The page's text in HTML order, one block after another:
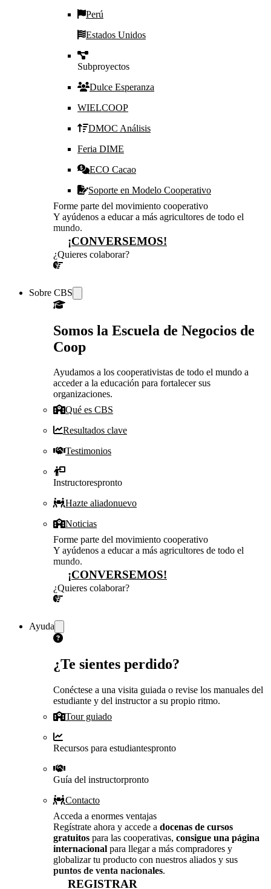
Perú
Estados Unidos
Subproyectos
Dulce Esperanza
WIELCOOP
DMOC Análisis
Feria DIME
ECO Cacao
Soporte en Modelo Cooperativo
Forme parte del movimiento cooperativo
Y ayúdenos a educar a más agricultores de todo el
mundo.
¡CONVERSEMOS!
¿Quieres colaborar?
Sobre CBS
Somos la Escuela de Negocios de
Coop
Ayudamos a los cooperativistas de todo el mundo a
acceder a la educación para fortalecer sus
organizaciones.
Qué es CBS
Resultados clave
Testimonios
Instructorespronto
Hazte aliadonuevo
Noticias
Forme parte del movimiento cooperativo
Y ayúdenos a educar a más agricultores de todo el
mundo.
¡CONVERSEMOS!
¿Quieres colaborar?
Ayuda
¿Te sientes perdido?
Conéctese a una visita guiada o revise los manuales del
estudiante y del instructor a su propio ritmo.
Tour guiado
Recursos para estudiantespronto
Guía del instructorpronto
Contacto
Acceda a enormes ventajas
Regístrate ahora y accede a docenas de cursos
gratuitos para las cooperativas, consigue una página
internacional para llegar a más compradores y
globalizar tu producto con nuestros aliados y sus
puntos de venta nacionales.
REGISTRAR